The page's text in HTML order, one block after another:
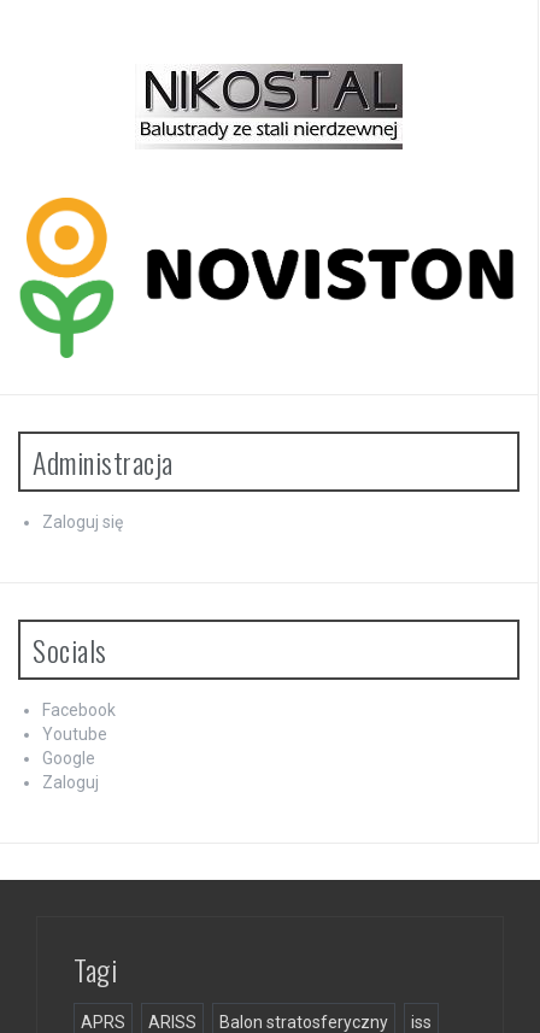
Administracja
Zaloguj się
Socials
Facebook
Youtube
Google
Zaloguj
Tagi
APRS ARISS Balon stratosferyczny iss